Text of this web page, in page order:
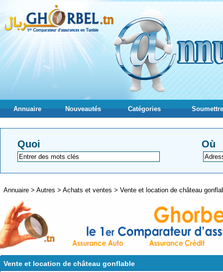
Annuaire Nouveautés Catégories
Quoi Où
Annuaire > Autres > Achats et ventes > Vente et location de château
Vente et location de château gonflable